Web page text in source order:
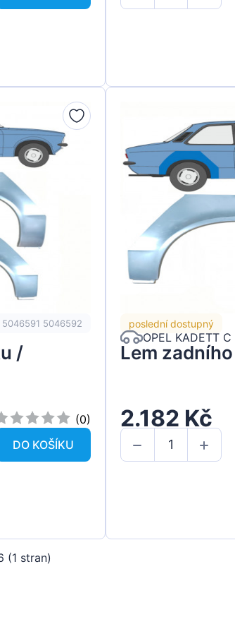
5046591 5046592
/
(0)
DO KOŠÍKU
poslední dostupný
OPEL KADETT
Lem
2.182 Kč
(1 stran)